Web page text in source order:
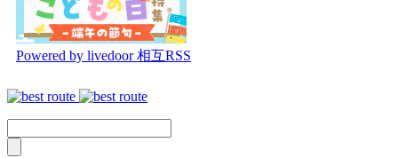
Powered by livedoor 相互RSS